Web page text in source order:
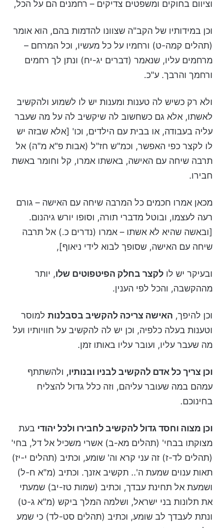
וציוום בחוקים ומשפטים צדיקים – רחמנים הם על הכל,
וכן במידותיו של הקב"ה שצוונו להדמות בהם, הוא אומר
(תהלים קמה-ט) ורחמיו על כל מעשיו, וכל המרחם –
מרחמים עליו, שנאמר (דברים יג-יח) ונתן לך רחמים
ורחמך והרבך. ע"כ.
ולא רק כשיש לה טענות ומענות יש לו לשמוע ולהקשיב
לאשתו, אלא גם כשחשוב לה שיקשיב לה על מה שעבר
עליה בעבודה, או בבית עם הילדים, וכו' [אלא שבזה יש
לו לקצר כפי האפשר, וכמ"ש חז"ל (אבות פ"א מ"ה) אל
תרבה שיחה עם האישה, באשתו אמרו, קל וחומר באשת
חבירו.
מכאן אמרו חכמים כל המרבה שיחה עם האישה – גורם
רעה לעצמו, ובוטל מדברי תורה, וסופו יורש גיהנום.
[ובאשה שהיא לא אשתו – אמרו (נדרים כ.) אל תרבה
שיחה עם האישה, שסופך לבוא לידי ניאוף],
ובעיקר יש לו לקצר בחלק הפיטפוטים שלו, יותר
מההקשבה, והכל לפי הענין.
וכן להיפך, האישה צריכה להקשיב בסבלנות למוסר
וטענות בעלה כלפיה, וכן יש לה להקשיב על חוויותיו ועל
מה שעבר עליו, ועובר עליו באותו זמן.
וכן צריך כל אדם להקשיב לבניו ובנותיו, ולהשתתף
עמהם במה שעובר עליהם, וזה כלל גדול להצליח
בחינוכם.
וכן מצוה וחסד גדול להקשיב לחבירו ולכל יהודי בעת
מצוקתו בבחי' (תהלים מא-ב) אשרי משכיל אל דל, בחי'
(תהלים לד-ז) זה עני קרא וה' שומע, וכתיב (תהלים י-יז)
תאות ענוים שמעת ה'.. תקשיב אזנך. וכתיב (מ"א ח-ל)
ושמעת אל תחינת עבדך, וכתיב (שמות טז-יב) שמעתי
את תלונות בני ישראל, ושלמה המלך ביקש (מ"א ג-ט)
ונתת לעבדך לב שומע, וכתיב (תהלים סט-לד) כי שמע